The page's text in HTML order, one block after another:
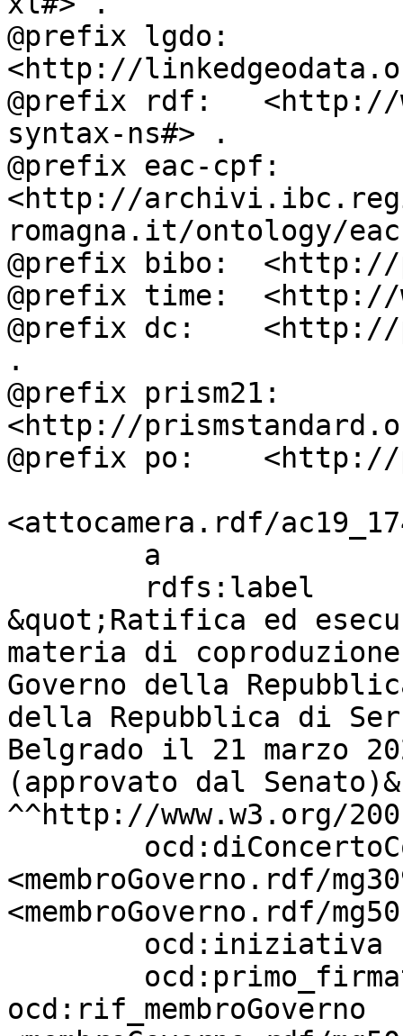
@prefix lgdo:
<http://
@prefix rdf:   <http://
syntax-ns#> .
@prefix eac-cpf:
<http://
romagna.it/ontology/
@prefix bibo:
@prefix time:  <http://
@prefix dc:    <http://
.
@prefix prism21:
<http://
@prefix po:
<attocamera.rdf/
&quot;Ratifica ed
materia di
Governo della
della Repubblica di
Belgrado il 21 marzo
(approvato dal
^^http://www.w3.org/
<membroGoverno.rdf/
<membroGoverno.rdf/
ocd:rif_membroGoverno